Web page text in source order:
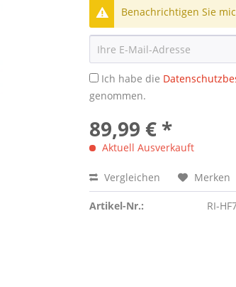
Benachrichtigen Sie
Ich habe die
genommen.
89,99 € *
Aktuell Ausverkauft
Vergleichen Merken
Artikel-Nr.: RI-